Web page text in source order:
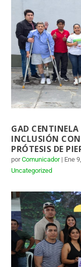
GAD CENTINELA
INCLUSIÓN CON
PRÓTESIS DE
porComunicador| Ene
Uncategorized